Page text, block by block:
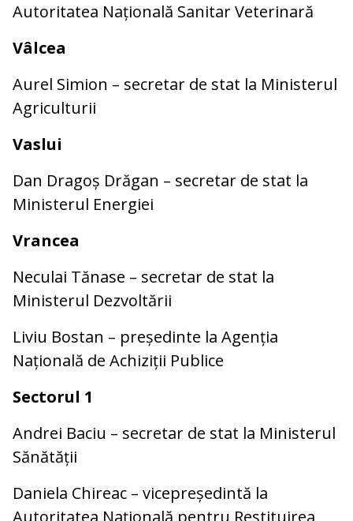
Autoritatea Națională Sanitar Veterinară
Vâlcea
Aurel Simion – secretar de stat la Ministerul
Agriculturii
Vaslui
Dan Dragoș Drăgan – secretar de stat la
Ministerul Energiei
Vrancea
Neculai Tănase – secretar de stat la
Ministerul Dezvoltării
Liviu Bostan – președinte la Agenția
Națională de Achiziții Publice
Sectorul 1
Andrei Baciu – secretar de stat la Ministerul
Sănătății
Daniela Chireac – vicepreședintă la
Autoritatea Națională pentru Restituirea